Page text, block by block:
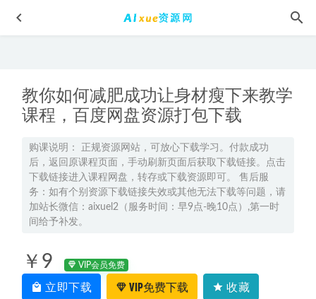
教你如何减肥成功让身材瘦下来教学
课程，百度网盘资源打包下载
购课说明： 正规资源网站，可放心下载学习。付款成功
后，返回原课程页面，手动刷新页面后获取下载链接。点击
下载链接进入课程网盘，转存或下载资源即可。 售后服
务：如有个别资源下载链接失效或其他无法下载等问题，请
加站长微信：aixuel2（服务时间：早9点-晚10点）,第一时
间给予补发。
￥9 VIP会员免费
立即下载 VIP免费下载 收藏
精华网初中化学教程郭魁昌初三化学视频课程+讲义
2022-07-
2026年跳跳＆胡婷高三物理二轮复习寒假班 2026-03-31
22年高考数学网课教程2022曲丹高三数学复习视频教程+讲义
2025陈焕文高三语文一轮复习暑假班
网站源码-Discuz模板百度网盘打包下载 2022-08-03